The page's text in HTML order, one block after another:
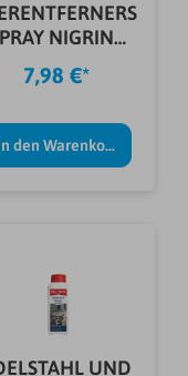
PRAY NIGRIN
250ML
7,98 €*
den Warenkorb
UND